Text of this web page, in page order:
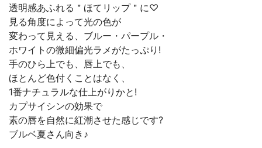
透明感あふれる＂ほてリップ＂に♡
見る角度によって光の色が
変わって見える、ブルー・パープル・
ホワイトの微細偏光ラメがたっぷり!
手のひら上でも、唇上でも、
ほとんど色付くことはなく、
1番ナチュラルな仕上がりかと!
カプサイシンの効果で
素の唇を自然に紅潮させた感じです?
ブルベ夏さん向き♪